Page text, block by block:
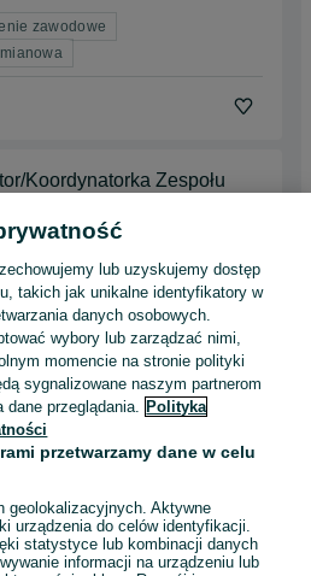
zawodowe
Koordynatorka Zespołu
Quick Service Polska Sp. z o.o.
zlecenie
zawodowe
2026
Operatorka-Monterka
Quick Service Polska Sp. z o.o.
lub uzyskujemy dostęp
takich jak unikalne identyfikatory w
danych osobowych.
wybory lub zarządzać nimi,
momencie na stronie polityki
sygnalizowane naszym partnerom
dane przeglądania. Polityka
przetwarzamy dane w celu
geolokalizacyjnych. Aktywne
urządzenia do celów identyfikacji.
statystyce lub kombinacji danych
informacji na urządzeniu lub